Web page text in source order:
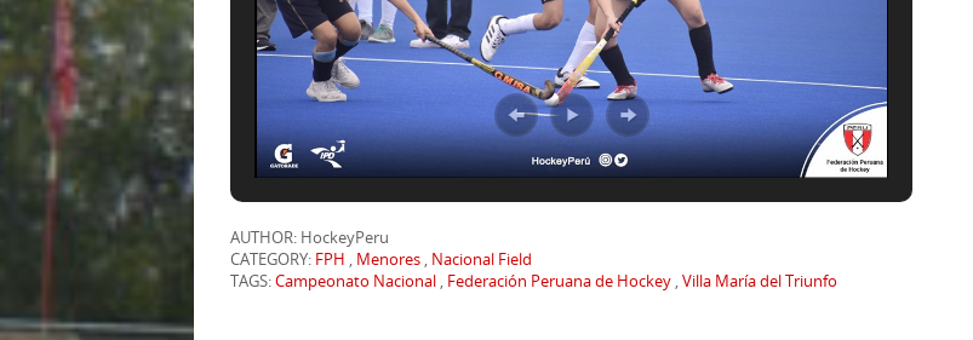
AUTHOR: HockeyPeru
CATEGORY: FPH , Menores , Nacional Field
TAGS:Campeonato Nacional , Federación Peruana de Hockey ,Villa María del Triunfo